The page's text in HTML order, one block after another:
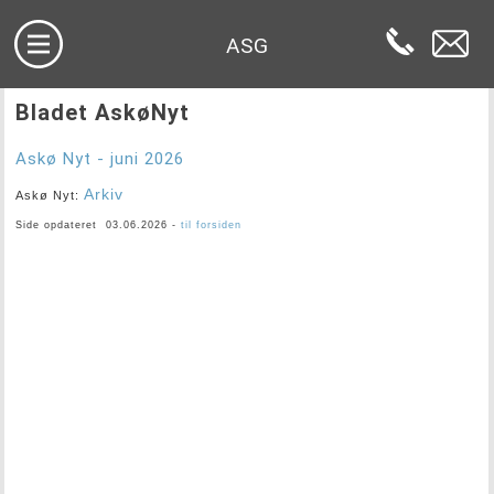
ASG
Bladet AskøNyt
Askø Nyt - juni 2026
Askø Nyt:Arkiv
Side opdateret 03.06.2026 - til forsiden